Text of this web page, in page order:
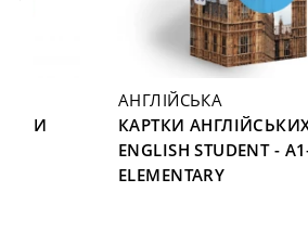
АНГЛІЙСЬКА
КАРТКИ
ENGLISH STUDENT -
ELEMENTARY